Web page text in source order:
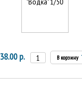
38.00 р. В корзину